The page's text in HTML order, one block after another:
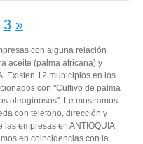
3 »
con alguna relación
aceite (palma africana) y
Existen 12 municipios en los
con "Cultivo de palma
oleaginosos". Le mostramos
con teléfono, dirección y
empresas en ANTIOQUIA.
en coincidencias con la